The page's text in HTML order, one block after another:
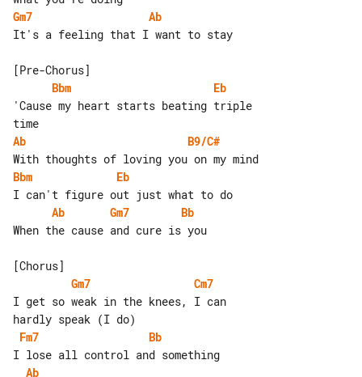
Gm7
Ab
It's a feeling that I want to stay
Bbm
Eb
'Cause my heart starts beating triple
Ab
B9/C#
Bbm
Eb
Ab
Gm7
Bb
When the cause and cure is you
Gm7
Cm7
I get so weak in the knees, I can
Fm7
Bb
Ab